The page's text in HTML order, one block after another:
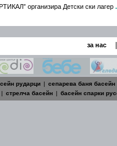
организира Детски ски лагер
за нас |
рударци | сепарева баня басейн
| стрелча басейн | басейн спарки